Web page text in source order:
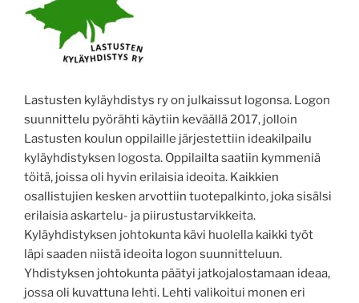
Lastusten kyläyhdistys ry on julkaissut logonsa. Logon
suunnittelu pyörähti käytiin keväällä 2017, jolloin
Lastusten koulun oppilaille järjestettiin ideakilpailu
kyläyhdistyksen logosta. Oppilailta saatiin kymmeniä
töitä, joissa oli hyvin erilaisia ideoita. Kaikkien
osallistujien kesken arvottiin tuotepalkinto, joka sisälsi
erilaisia askartelu- ja piirustustarvikkeita.
Kyläyhdistyksen johtokunta kävi huolella kaikki työt
läpi saaden niistä ideoita logon suunnitteluun.
Yhdistyksen johtokunta päätyi jatkojalostamaan ideaa,
jossa oli kuvattuna lehti. Lehti valikoitui monen eri